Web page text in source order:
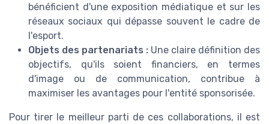
bénéficient d'une exposition médiatique et sur les
réseaux sociaux qui dépasse souvent le cadre de
l'esport.
Objets des partenariats : Une claire définition des
objectifs, qu'ils soient financiers, en termes
d'image ou de communication, contribue à
maximiser les avantages pour l'entité sponsorisée.
Pour tirer le meilleur parti de ces collaborations, il est